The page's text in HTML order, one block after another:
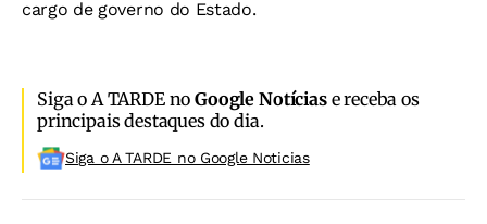
cargo de governo do Estado.
Siga o A TARDE noGoogle Notíciase receba os
principais destaques do dia.
Siga o A TARDE no Google Noticias